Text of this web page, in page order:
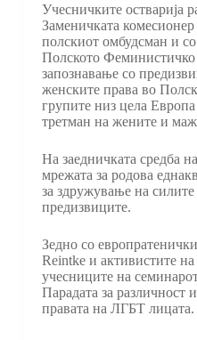
Учесничките остварија
Заменичката
полскиот омбудсман и
Полското
запознавање со
женските права во
групите низ цела Европа
третман на жените и
На заедничката средба
мрежата за родова
за здружување на
предизвиците.
Зедно со
Reintke и активистите на
учесниците на
Парадата за различност
правата на ЛГБТ лицата.